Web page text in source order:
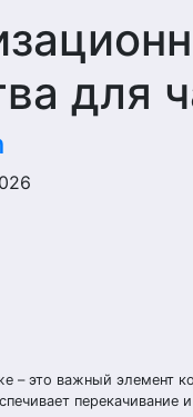
для
– это важный элемент